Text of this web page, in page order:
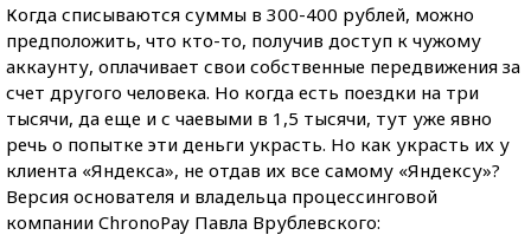
Когда списываются суммы в 300-400 рублей, можно
предположить, что кто-то, получив доступ к чужому
аккаунту, оплачивает свои собственные передвижения за
счет другого человека. Но когда есть поездки на три
тысячи, да еще и с чаевыми в 1,5 тысячи, тут уже явно
речь о попытке эти деньги украсть. Но как украсть их у
клиента «Яндекса», не отдав их все самому «Яндексу»?
Версия основателя и владельца процессинговой
компании ChronoPay Павла Врублевского: